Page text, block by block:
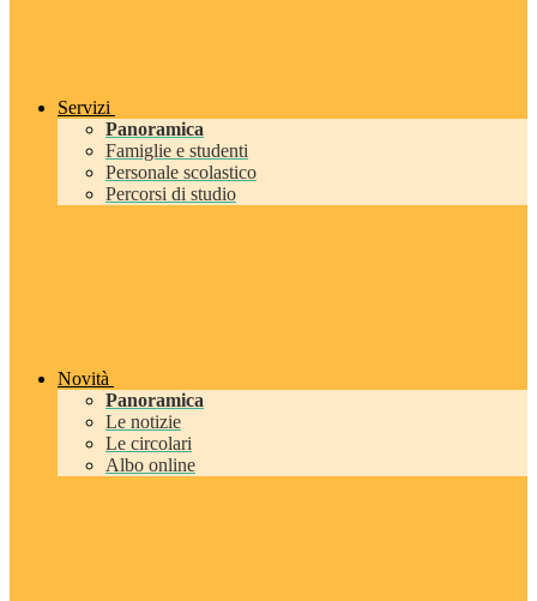
Servizi
Panoramica
Famiglie e studenti
Personale scolastico
Percorsi di studio
Novità
Panoramica
Le notizie
Le circolari
Albo online